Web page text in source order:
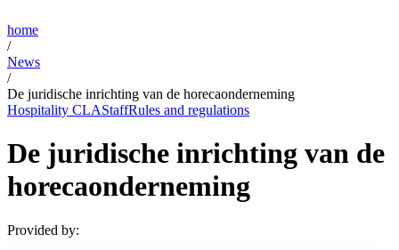
home
/
News
/
De juridische inrichting van de horecaonderneming
Hospitality CLAStaffRules and regulations
De juridische inrichting van de
horecaonderneming
Provided by: